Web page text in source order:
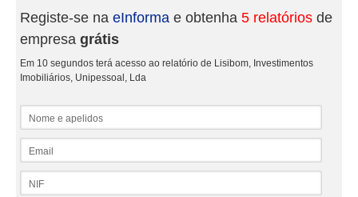
Registe-se na eInforma e obtenha 5 relatórios de
empresa grátis
Em 10 segundos terá acesso ao relatório de Lisibom, Investimentos
Imobiliários, Unipessoal, Lda